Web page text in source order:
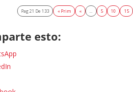
Pag 21 De 133 « Prim « ... 5 10 15
esto: